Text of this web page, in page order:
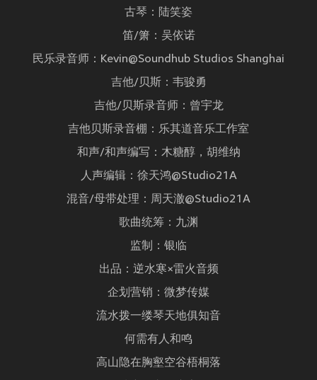
古琴：陆笑姿
笛/箫：吴依诺
民乐录音师：Kevin@Soundhub Studios Shanghai
吉他/贝斯：韦骏勇
吉他/贝斯录音师：曾宇龙
吉他贝斯录音棚：乐其道音乐工作室
和声/和声编写：木糖醇，胡维纳
人声编辑：徐天鸿@Studio21A
混音/母带处理：周天澈@Studio21A
歌曲统筹：九渊
监制：银临
出品：逆水寒×雷火音频
企划营销：微梦传媒
流水拨一缕琴天地俱知音
何需有人和鸣
高山隐在胸壑空谷梧桐落